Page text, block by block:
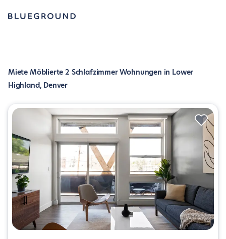
Miete Möblierte 2 Schlafzimmer Wohnungen in Lower
Highland, Denver